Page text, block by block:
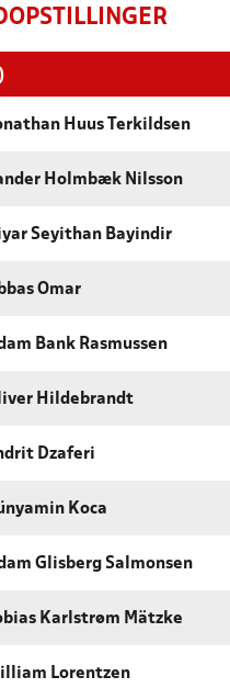
Huus Terkildsen
Holmbæk Nilsson
Seyithan Bayindir
Omar
Bank Rasmussen
Hildebrandt
Dzaferi
Koca
Glisberg Salmonsen
Karlstrøm Mätzke
Lorentzen